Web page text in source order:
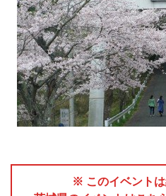
※ このイベントは